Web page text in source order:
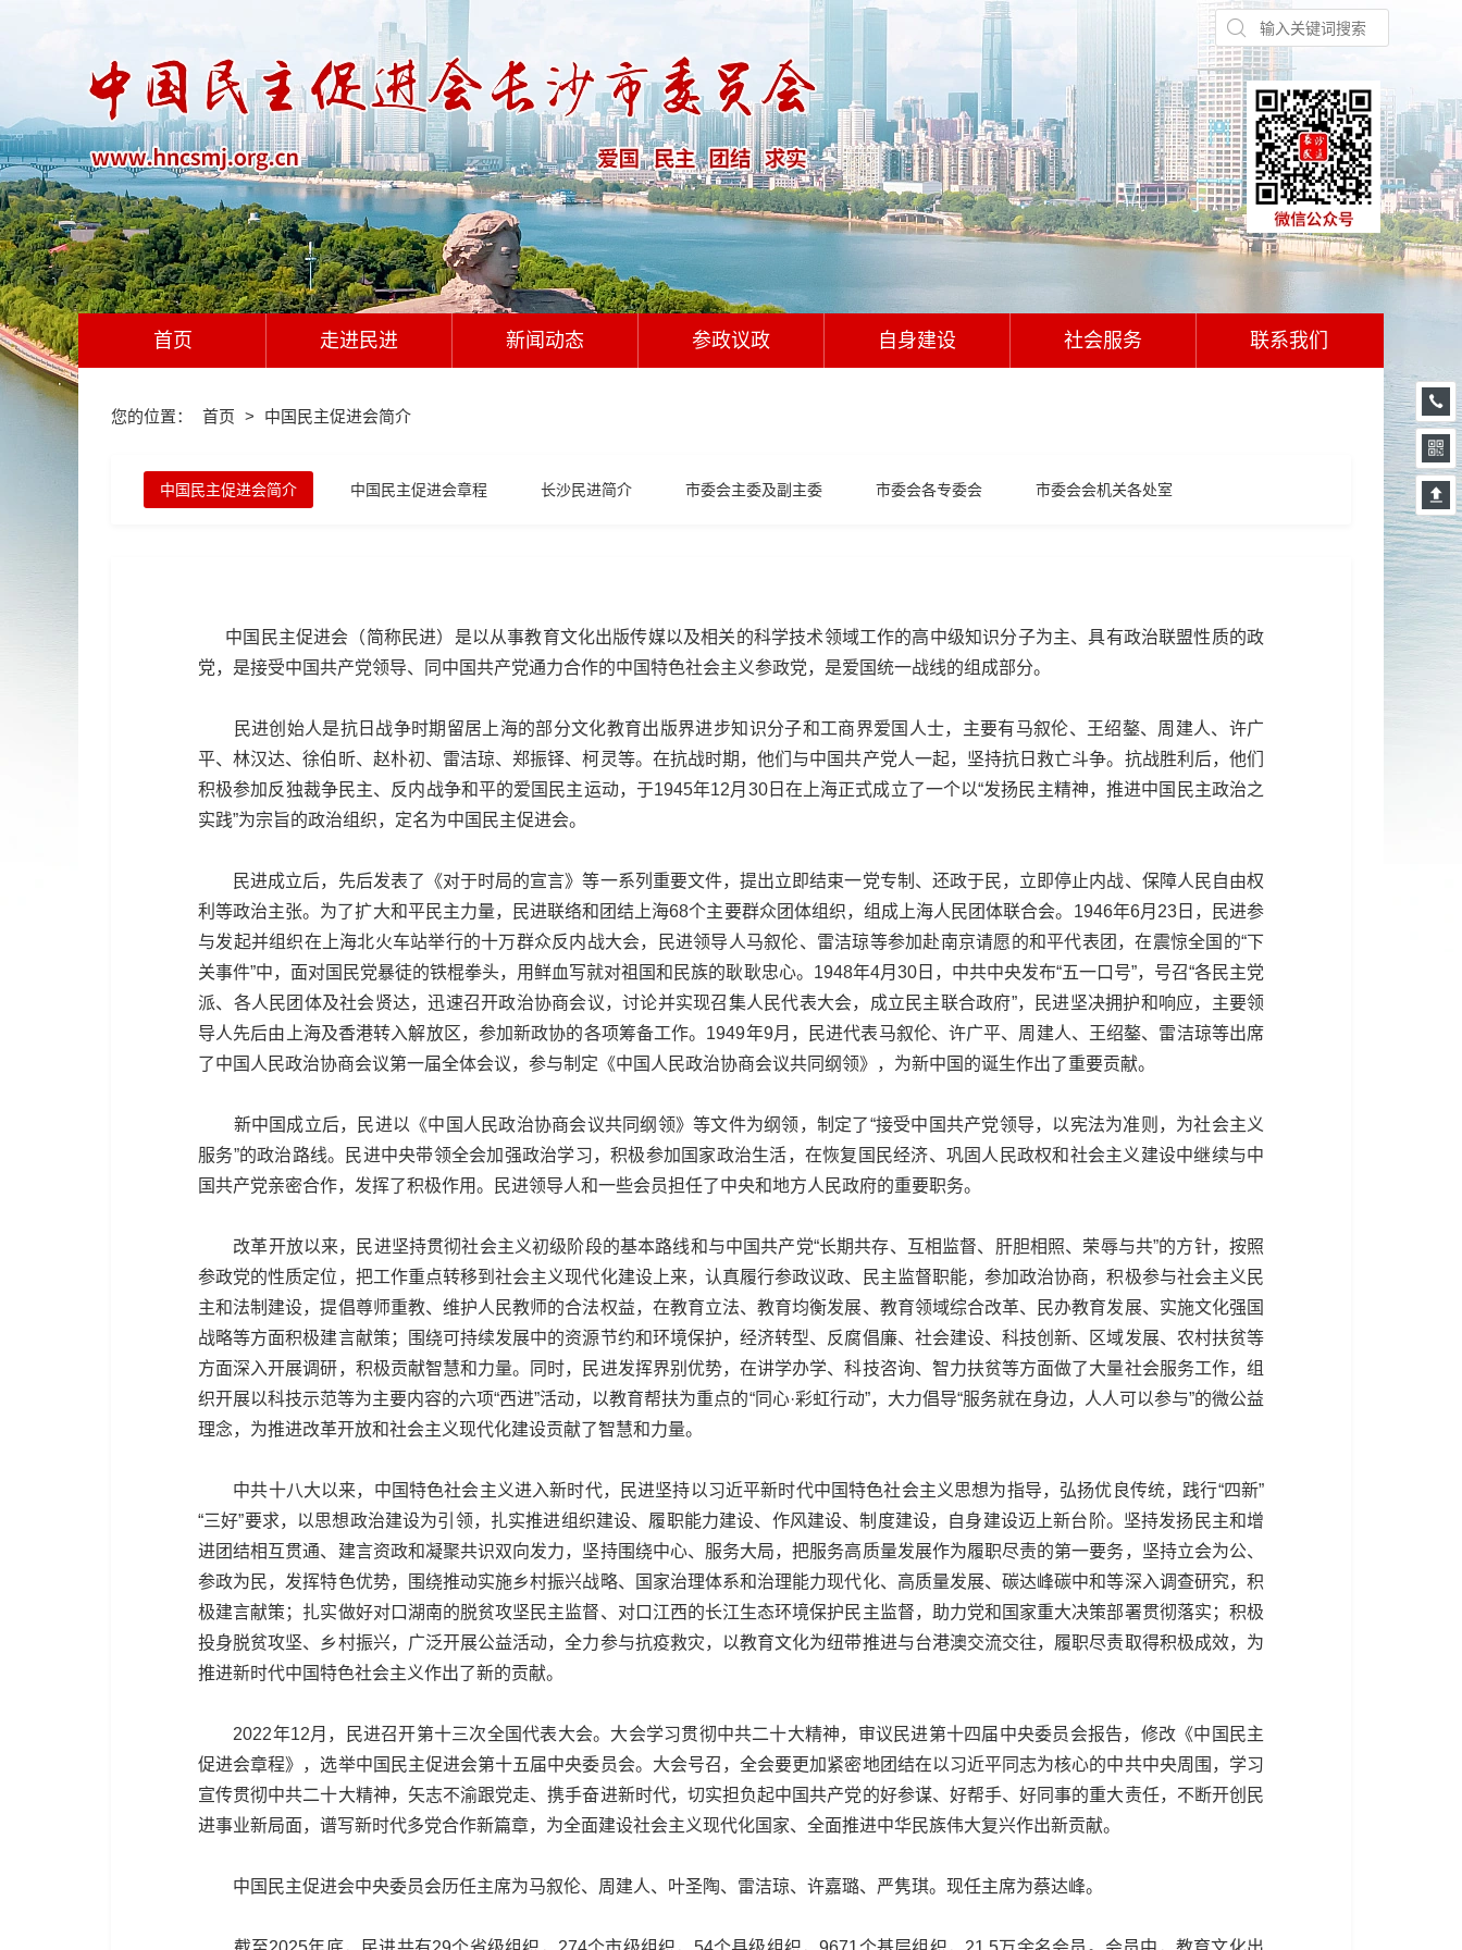
首页 走进民进 新闻动态 参政议政 自身建设 社会服务 联系我们
您的位置： 首页 > 中国民主促进会简介
中国民主促进会简介 中国民主促进会章程 长沙民进简介 市委会主委及副主委 市委会各专委会 市委会会机关各处室
中国民主促进会（简称民进）是以从事教育文化出版传媒以及相关的科学技术领域工作的高中级知识分子为主、具有政治联盟性质的政
党，是接受中国共产党领导、同中国共产党通力合作的中国特色社会主义参政党，是爱国统一战线的组成部分。
民进创始人是抗日战争时期留居上海的部分文化教育出版界进步知识分子和工商界爱国人士，主要有马叙伦、王绍鏊、周建人、许广
平、林汉达、徐伯昕、赵朴初、雷洁琼、郑振铎、柯灵等。在抗战时期，他们与中国共产党人一起，坚持抗日救亡斗争。抗战胜利后，他们
积极参加反独裁争民主、反内战争和平的爱国民主运动，于1945年12月30日在上海正式成立了一个以“发扬民主精神，推进中国民主政治之
实践”为宗旨的政治组织，定名为中国民主促进会。
民进成立后，先后发表了《对于时局的宣言》等一系列重要文件，提出立即结束一党专制、还政于民，立即停止内战、保障人民自由权
利等政治主张。为了扩大和平民主力量，民进联络和团结上海68个主要群众团体组织，组成上海人民团体联合会。1946年6月23日，民进参
与发起并组织在上海北火车站举行的十万群众反内战大会，民进领导人马叙伦、雷洁琼等参加赴南京请愿的和平代表团，在震惊全国的“下
关事件”中，面对国民党暴徒的铁棍拳头，用鲜血写就对祖国和民族的耿耿忠心。1948年4月30日，中共中央发布“五一口号”，号召“各民主党
派、各人民团体及社会贤达，迅速召开政治协商会议，讨论并实现召集人民代表大会，成立民主联合政府”，民进坚决拥护和响应，主要领
导人先后由上海及香港转入解放区，参加新政协的各项筹备工作。1949年9月，民进代表马叙伦、许广平、周建人、王绍鏊、雷洁琼等出席
了中国人民政治协商会议第一届全体会议，参与制定《中国人民政治协商会议共同纲领》，为新中国的诞生作出了重要贡献。
新中国成立后，民进以《中国人民政治协商会议共同纲领》等文件为纲领，制定了“接受中国共产党领导，以宪法为准则，为社会主义
服务”的政治路线。民进中央带领全会加强政治学习，积极参加国家政治生活，在恢复国民经济、巩固人民政权和社会主义建设中继续与中
国共产党亲密合作，发挥了积极作用。民进领导人和一些会员担任了中央和地方人民政府的重要职务。
改革开放以来，民进坚持贯彻社会主义初级阶段的基本路线和与中国共产党“长期共存、互相监督、肝胆相照、荣辱与共”的方针，按照
参政党的性质定位，把工作重点转移到社会主义现代化建设上来，认真履行参政议政、民主监督职能，参加政治协商，积极参与社会主义民
主和法制建设，提倡尊师重教、维护人民教师的合法权益，在教育立法、教育均衡发展、教育领域综合改革、民办教育发展、实施文化强国
战略等方面积极建言献策；围绕可持续发展中的资源节约和环境保护，经济转型、反腐倡廉、社会建设、科技创新、区域发展、农村扶贫等
方面深入开展调研，积极贡献智慧和力量。同时，民进发挥界别优势，在讲学办学、科技咨询、智力扶贫等方面做了大量社会服务工作，组
织开展以科技示范等为主要内容的六项“西进”活动，以教育帮扶为重点的“同心·彩虹行动”，大力倡导“服务就在身边，人人可以参与”的微公益
理念，为推进改革开放和社会主义现代化建设贡献了智慧和力量。
中共十八大以来，中国特色社会主义进入新时代，民进坚持以习近平新时代中国特色社会主义思想为指导，弘扬优良传统，践行“四新”
“三好”要求，以思想政治建设为引领，扎实推进组织建设、履职能力建设、作风建设、制度建设，自身建设迈上新台阶。坚持发扬民主和增
进团结相互贯通、建言资政和凝聚共识双向发力，坚持围绕中心、服务大局，把服务高质量发展作为履职尽责的第一要务，坚持立会为公、
参政为民，发挥特色优势，围绕推动实施乡村振兴战略、国家治理体系和治理能力现代化、高质量发展、碳达峰碳中和等深入调查研究，积
极建言献策；扎实做好对口湖南的脱贫攻坚民主监督、对口江西的长江生态环境保护民主监督，助力党和国家重大决策部署贯彻落实；积极
投身脱贫攻坚、乡村振兴，广泛开展公益活动，全力参与抗疫救灾，以教育文化为纽带推进与台港澳交流交往，履职尽责取得积极成效，为
推进新时代中国特色社会主义作出了新的贡献。
2022年12月，民进召开第十三次全国代表大会。大会学习贯彻中共二十大精神，审议民进第十四届中央委员会报告，修改《中国民主
促进会章程》，选举中国民主促进会第十五届中央委员会。大会号召，全会要更加紧密地团结在以习近平同志为核心的中共中央周围，学习
宣传贯彻中共二十大精神，矢志不渝跟党走、携手奋进新时代，切实担负起中国共产党的好参谋、好帮手、好同事的重大责任，不断开创民
进事业新局面，谱写新时代多党合作新篇章，为全面建设社会主义现代化国家、全面推进中华民族伟大复兴作出新贡献。
中国民主促进会中央委员会历任主席为马叙伦、周建人、叶圣陶、雷洁琼、许嘉璐、严隽琪。现任主席为蔡达峰。